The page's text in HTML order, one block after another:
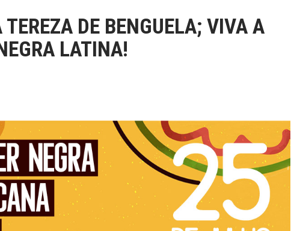
DE BENGUELA; VIVA A
LATINA!